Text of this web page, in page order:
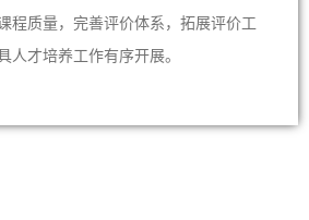
程质量，完善评价体系，拓展评价工
人才培养工作有序开展。